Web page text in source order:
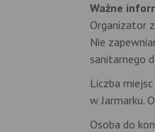
Ważne
Organizator
Nie
sanitarnego
Liczba
w Jarmarku.
Osoba do